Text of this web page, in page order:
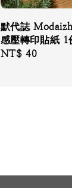
默代誌
感壓轉印貼紙 1
Regular
NT$ 40